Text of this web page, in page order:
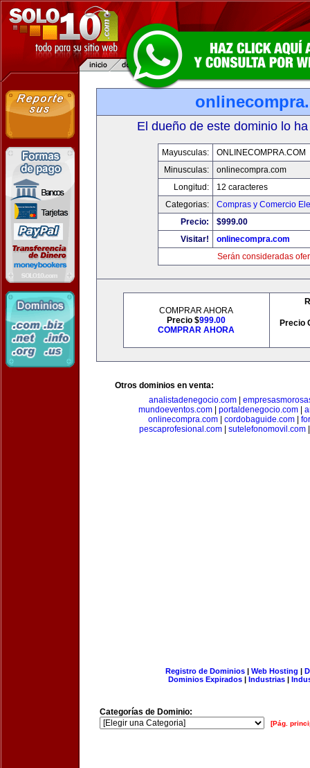
El dueño de este dominio lo
Mayusculas:
ONLINECOMPRA.COM
Minusculas:
onlinecompra.com
Longitud:
12 caracteres
Categorias:
Compras y Comercio
Precio:
$999.00
Visitar!
onlinecompra.com
Serán consideradas
COMPRAR AHORA
Precio $999.00
COMPRAR AHORA
Precio
Otros dominios en venta:
analistadenegocio.com
mundoeventos.com| portaldenegocio.com|
onlinecompra.com| cordobaguide.com|
pescaprofesional.com| sutelefonomovil.com
Registro de Dominios| Web Hosting |
Dominios Expirados | Industrias |
Categorías de Dominio:
[Pág.